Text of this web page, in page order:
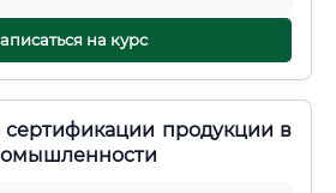
на курс
сертификации продукции в